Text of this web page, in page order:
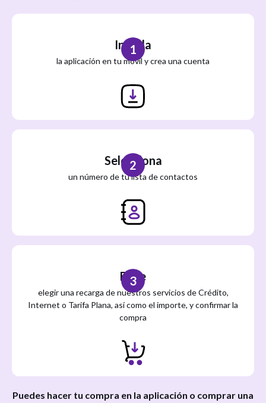
Instala
la aplicación en tu móvil y crea una cuenta
1
Selecciona
un número de tu lista de contactos
2
Elige
elegir una recarga de nuestros servicios de Crédito,
Internet o Tarifa Plana, así como el importe, y confirmar la
compra
3
Puedes hacer tu compra en la aplicación o comprar una